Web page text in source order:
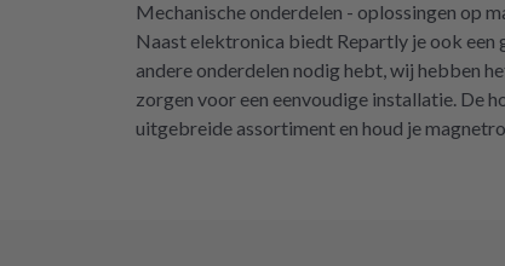
Mechanische onderdelen - oplossingen op
Naast elektronica biedt Repartly je ook een
andere onderdelen nodig hebt, wij hebben
zorgen voor een eenvoudige installatie. De
uitgebreide assortiment en houd je